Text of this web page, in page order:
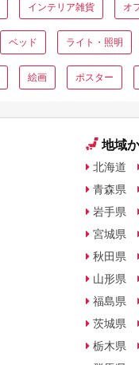
インテリア雑貨 オ
ベッド ライト・照明
絵画 ポスター
地域
北海道
青森県
岩手県
宮城県
秋田県
山形県
福島県
茨城県
栃木県